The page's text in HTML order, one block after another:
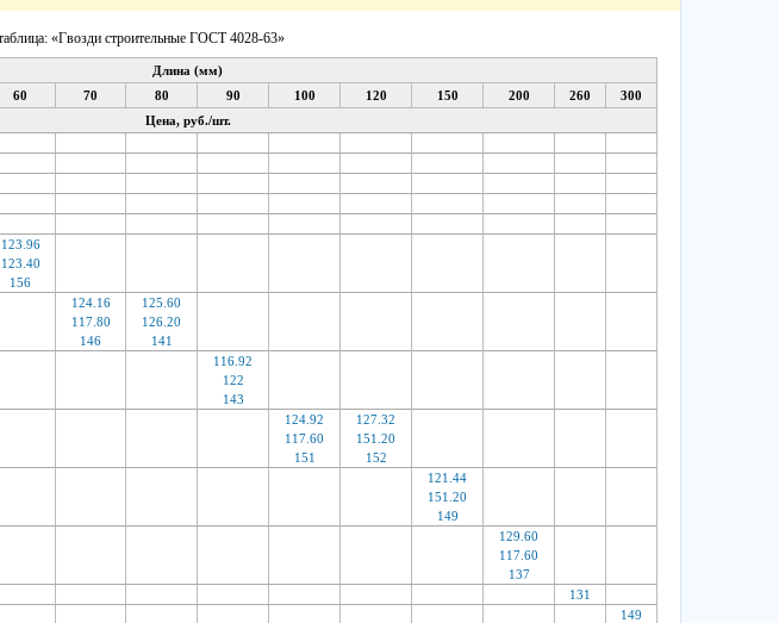
«Гвозди строительные ГОСТ 4028-63»
Длина (мм)
60 70 80 90 100 120 150 200 260
300
Цена, руб./шт.
123.96
123.40
156
124.16
117.80
146
125.60
126.20
141
116.92
122
143
124.92
117.60
151
127.32
151.20
152
121.44
151.20
149
129.60
117.60
137
131
149